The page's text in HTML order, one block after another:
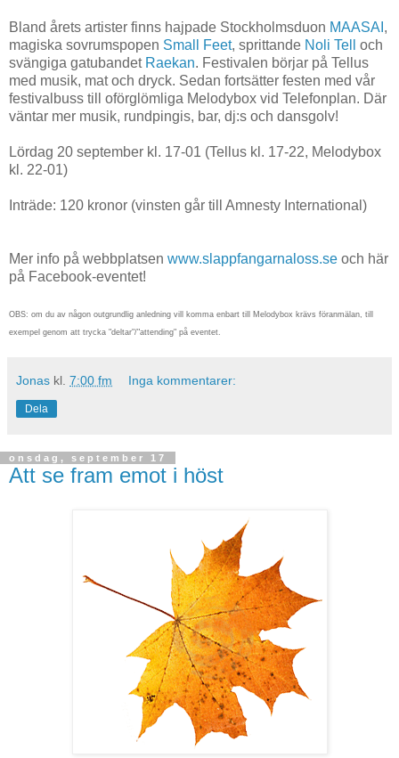
Bland årets artister finns hajpade Stockholmsduon MAASAI ,
magiska sovrumspopen Small Feet, sprittande Noli Tell
och
svängiga gatubandet Raekan. Festivalen börjar på Tellus
med musik, mat och dryck. Sedan fortsätter festen med vår
festivalbuss till oförglömliga Melodybox vid Telefonplan. Där
väntar mer musik, rundpingis, bar, dj:s och dansgolv!
Lördag 20 september kl. 17-01 (Tellus kl. 17-22, Melodybox
kl. 22-01)
Inträde: 120 kronor (vinsten går till Amnesty International)
Mer info på webbplatsen www.slappfangarnaloss.se och här
på Facebook-eventet!
OBS: om du av någon outgrundlig anledning vill komma enbart till Melodybox krävs föranmälan, till
exempel genom att trycka "deltar"/"attending" på eventet.
Jonas kl. 7:00 fm Inga kommentarer:
Dela
onsdag, september 17
Att se fram emot i höst